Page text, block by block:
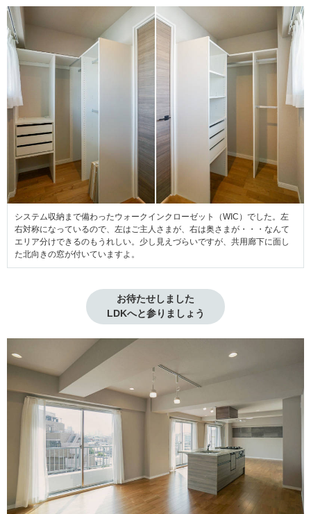
システム収納まで備わったウォークインクローゼット（WIC）でした。左
右対称になっているので、左はご主人さまが、右は奥さまが・・・なんて
エリア分けできるのもうれしい。少し見えづらいですが、共用廊下に面し
た北向きの窓が付いていますよ。
お待たせしました
LDKへと参りましょう